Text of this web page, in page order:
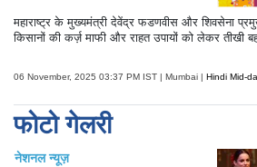
महाराष्ट्र के मुख्यमंत्री देवेंद्र फडणवीस और शिवसेना
किसानों की कर्ज़ माफी और राहत उपायों को लेकर तीखी
06 November, 2025 03:37 PM IST | Mumbai | Hindi Mid-
फोटो गेलरी
नेशनल न्यूज़